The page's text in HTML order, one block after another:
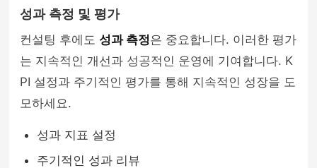
성과 측정 및 평가
컨설팅 후에도 성과 측정은 중요합니다. 이러한 평가
는 지속적인 개선과 성공적인 운영에 기여합니다. K
PI 설정과 주기적인 평가를 통해 지속적인 성장을 도
모하세요.
성과 지표 설정
주기적인 성과 리뷰